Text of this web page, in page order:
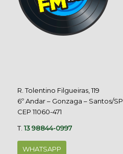
R. Tolentino Filgueiras, 119
6º Andar – Gonzaga – Santos/SP
CEP 11060-471
T.13 98844-0997
WHATSAPP